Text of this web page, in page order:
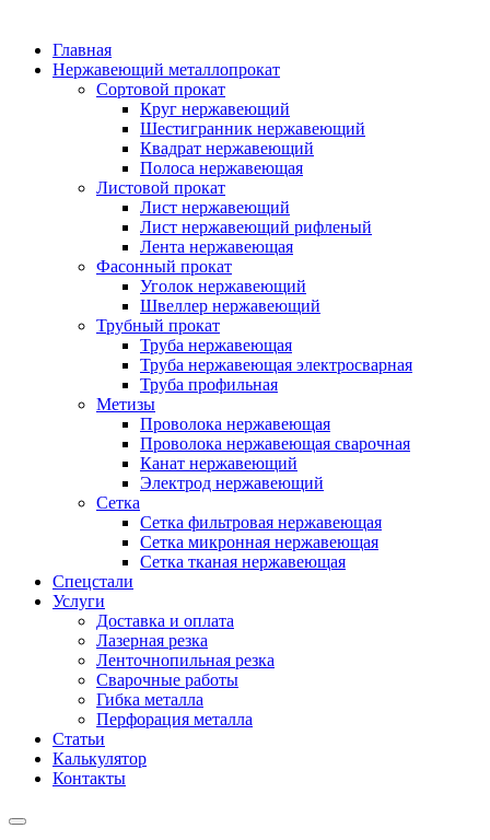
Главная
Нержавеющий металлопрокат
Сортовой прокат
Круг нержавеющий
Шестигранник нержавеющий
Квадрат нержавеющий
Полоса нержавеющая
Листовой прокат
Лист нержавеющий
Лист нержавеющий рифленый
Лента нержавеющая
Фасонный прокат
Уголок нержавеющий
Швеллер нержавеющий
Трубный прокат
Труба нержавеющая
Труба нержавеющая электросварная
Труба профильная
Метизы
Проволока нержавеющая
Проволока нержавеющая сварочная
Канат нержавеющий
Электрод нержавеющий
Сетка
Сетка фильтровая нержавеющая
Сетка микронная нержавеющая
Сетка тканая нержавеющая
Спецстали
Услуги
Доставка и оплата
Лазерная резка
Ленточнопильная резка
Сварочные работы
Гибка металла
Перфорация металла
Статьи
Калькулятор
Контакты